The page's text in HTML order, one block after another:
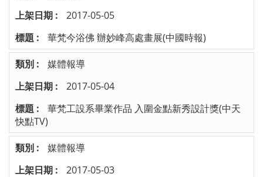
2017-05-05
華梵今浴佛 辦妙峰高處畫展(中國時報)
媒體報導
2017-05-04
華梵工設系畢業作品 入圍金點新秀設計獎(中天
快點TV)
媒體報導
2017-05-03